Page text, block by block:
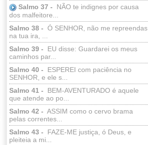
Salmo 37 -
NÃO te indignes por causa
dos malfeitore...
Salmo 38 - Ó SENHOR, não me repreendas
na tua ira, ...
Salmo 39 -
EU disse: Guardarei os meus
caminhos par...
Salmo 40 -
ESPEREI com paciência no
SENHOR, e ele s...
Salmo 41 -
BEM-AVENTURADO é aquele
que atende ao po...
Salmo 42 - ASSIM como o cervo brama
pelas correntes...
Salmo 43 -
FAZE-ME justiça, ó Deus, e
pleiteia a mi...